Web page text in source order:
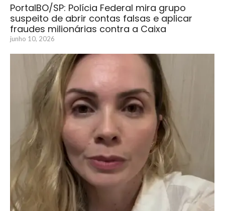
PortalBO/SP: Polícia Federal mira grupo
suspeito de abrir contas falsas e aplicar
fraudes milionárias contra a Caixa
junho 10, 2026